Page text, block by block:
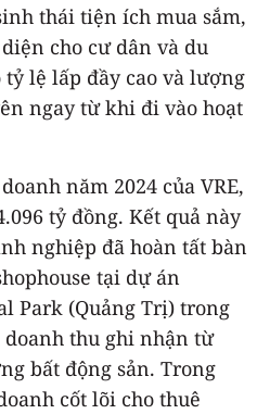
thái tiện ích mua sắm,
cho cư dân và du
lệ lấp đầy cao và lượng
ngay từ khi đi vào hoạt
năm 2024 của VRE,
tỷ đồng. Kết quả này
nghiệp đã hoàn tất bàn
tại dự án
Park (Quảng Trị) trong
thu ghi nhận từ
bất động sản. Trong
cốt lõi cho thuê